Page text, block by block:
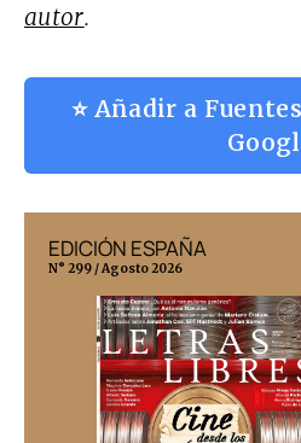
autor.
⭐ Añadir a
EDICIÓN ESPAÑA
N° 299 / Agosto 2026